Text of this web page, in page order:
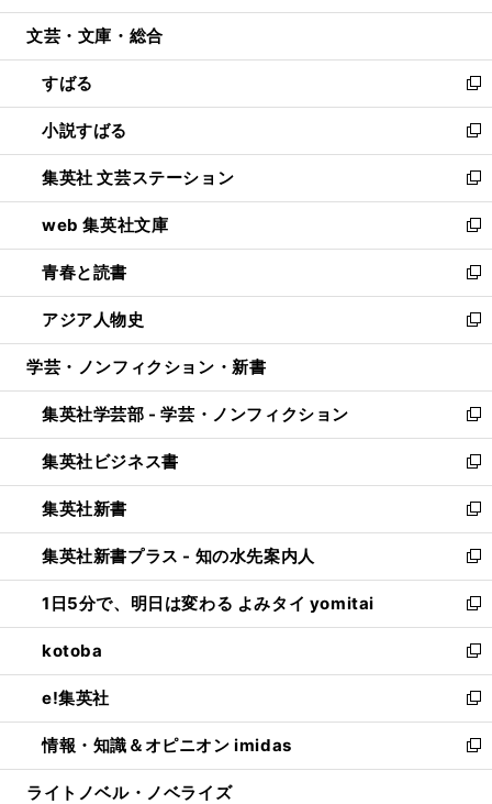
開
ウ
開
く
ン
ウ
で
開
く
ウ
ン
ド
ウ
で
開
く
文芸・文庫・総合
すばる
新
し
い
ウ
ィ
ン
ド
ウ
で
開
く
小説すばる
新
し
い
ウ
ィ
ン
ド
ウ
で
開
集英社 文芸ステーション
新
し
い
ウ
ィ
ン
ド
ウ
開
く
web 集英社文庫
新
し
い
ウ
ィ
ン
ウ
で
開
く
青春と読書
新
し
い
ウ
ン
ド
ウ
で
開
く
アジア人物史
新
し
ウ
ィ
ン
ド
ウ
で
開
く
学芸・ノンフィクション・新書
集英社学芸部 - 学芸・ノンフィクション
新
し
い
ウ
ィ
ン
ド
ウ
で
開
く
集英社ビジネス書
新
し
い
ウ
ィ
ン
ド
ウ
で
開
く
集英社新書
新
し
い
ウ
ィ
ン
ド
ウ
で
開
く
集英社新書プラス - 知の水先案内人
新
し
い
ウ
ィ
ン
ド
ウ
で
開
1日5分で、明日は変わる よみタイ yomitai
新
し
い
ウ
ィ
ン
ド
ウ
kotoba
新
し
い
ウ
ィ
ン
e!集英社
新
し
い
ウ
情報・知識＆オピニオン imidas
新
し
ライトノベル・ノベライズ